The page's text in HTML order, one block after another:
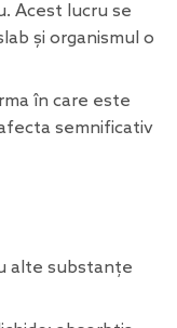
Acest lucru se
și organismul o
în care este
semnificativ
alte substanțe